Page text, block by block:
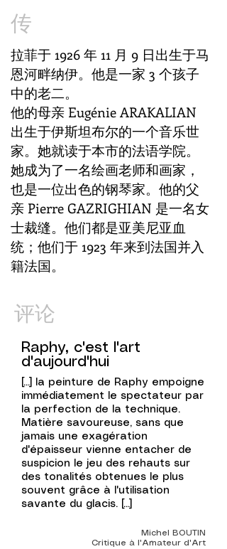
传
拉菲于 1926 年 11 月 9 日出生于马
恩河畔纳伊。他是一家 3 个孩子
中的老二。
他的母亲 Eugénie ARAKALIAN
出生于伊斯坦布尔的一个音乐世
家。她就读于本市的法语学院。
她成为了一名绘画老师和画家，
也是一位出色的钢琴家。他的父
亲 Pierre GAZRIGHIAN 是一名女
士裁缝。他们都是亚美尼亚血
统；他们于 1923 年来到法国并入
籍法国。
评论
Raphy, c'est l'art
d'aujourd'hui
[...]
la peinture de Raphy empoigne
immédiatement le spectateur par
la perfection de la technique.
Matière savoureuse, sans que
jamais une exagération
d'épaisseur vienne entacher de
suspicion le jeu des rehauts sur
des tonalités obtenues le plus
souvent grâce à l'utilisation
savante du glacis. [...]
Michel BOUTIN
Critique à l'Amateur d'Art